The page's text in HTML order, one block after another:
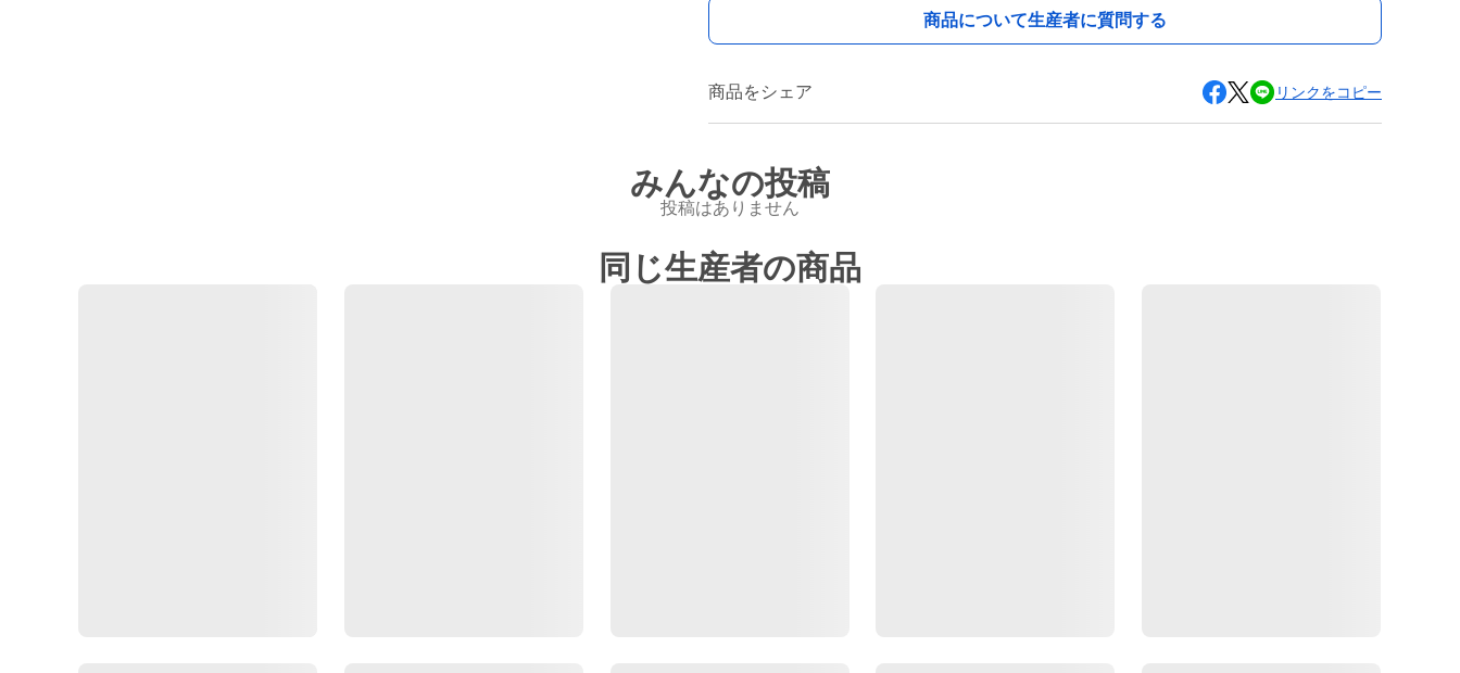
商品について生産者に質問する
商品をシェア リンクをコピー
みんなの投稿
投稿はありません
同じ生産者の商品